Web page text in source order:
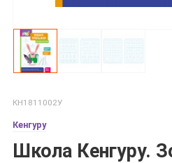
КН1811002У
Кенгуру
Школа Кенгуру.